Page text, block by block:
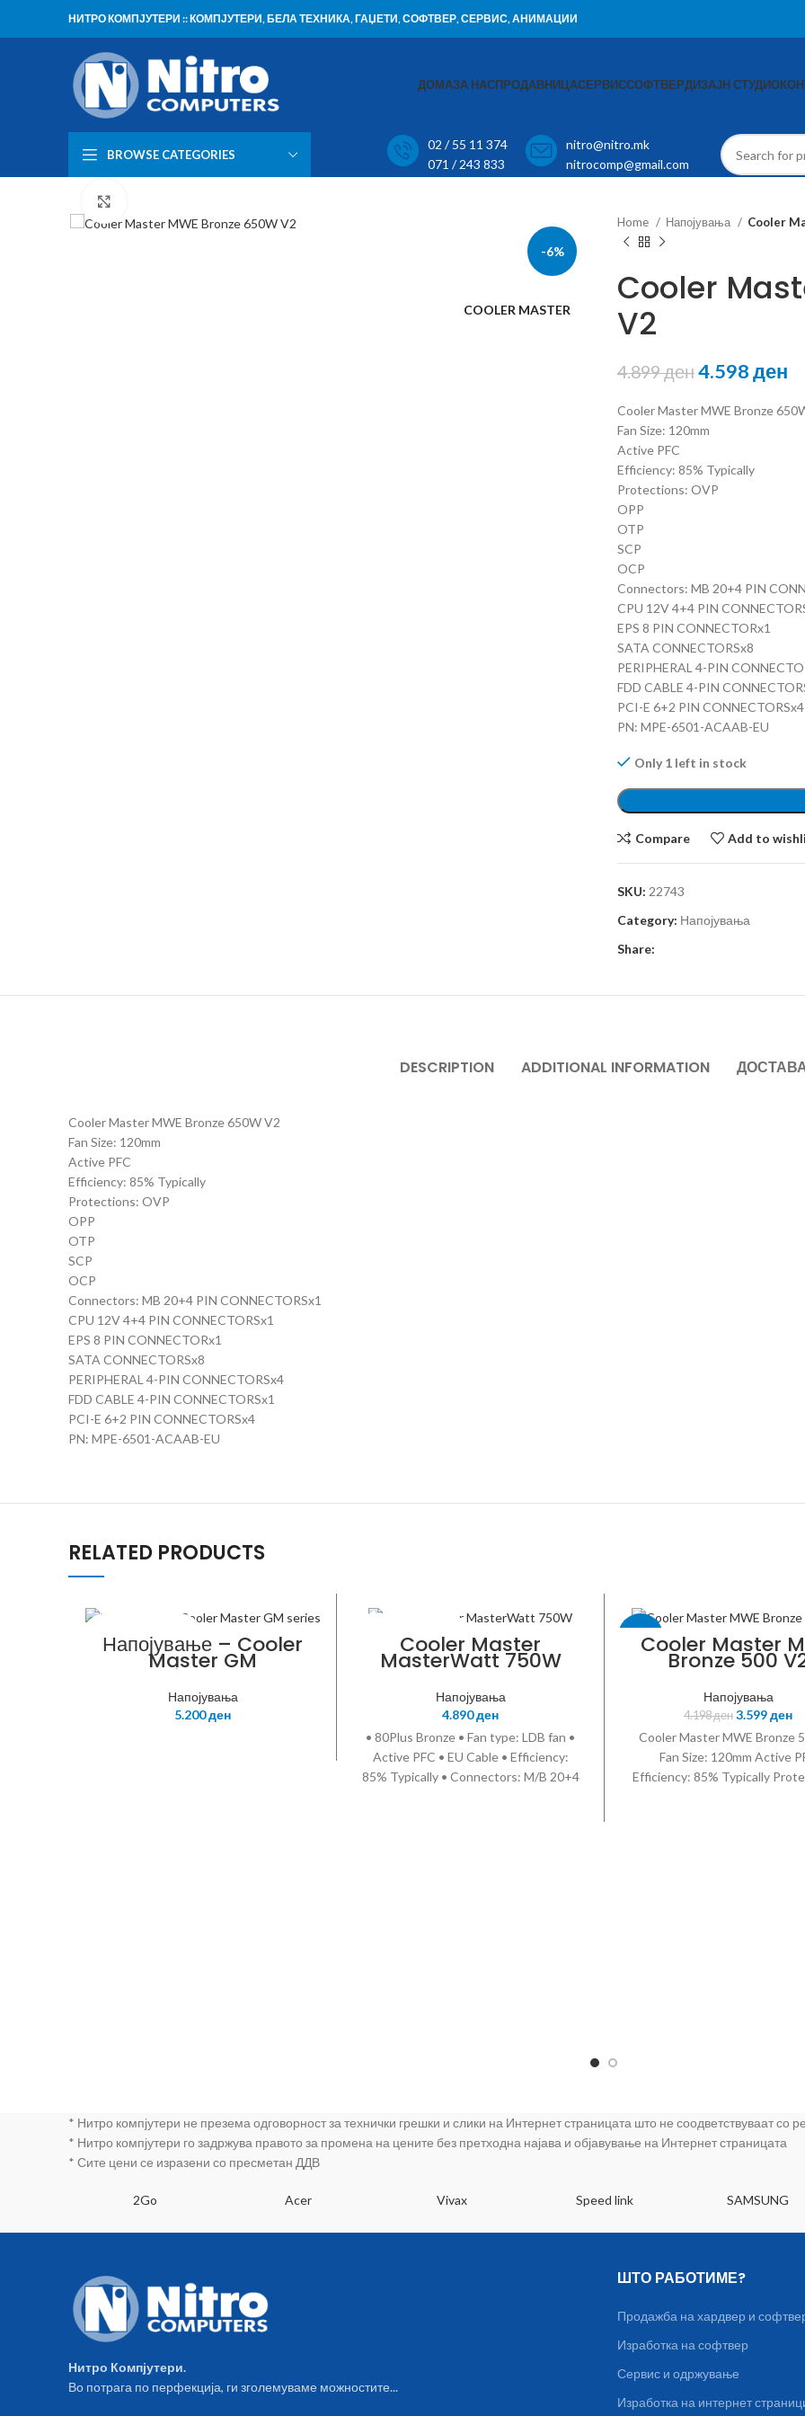
НИТРО КОМПЈУТЕРИ :: КОМПЈУТЕРИ, БЕЛА ТЕХНИКА, ГАЏЕТИ, СОФТВЕР, СЕРВИС, АНИМАЦИИ
ДОМАЗА НАСПРОДАВНИЦАСЕРВИССОФТВЕРДИЗАЈН СТУДИО
BROWSE CATEGORIES
02 / 55 11 374
071 / 243 833
nitro@nitro.mk
nitrocomp@gmail.com
-6%
COOLER MASTER
Home
Напојувања Cooler
Cooler
V2
4.899ден4.598ден
Cooler Master MWE Bronze
Fan Size: 120mm
Active PFC
Efficiency: 85% Typically
Protections: OVP
OPP
OTP
SCP
OCP
Connectors: MB 20+4 PIN
CPU 12V 4+4 PIN
EPS 8 PIN CONNECTORx1
SATA CONNECTORSx8
PERIPHERAL 4-PIN
FDD CABLE 4-PIN
PCI-E 6+2 PIN CONNECTORSx4
PN: MPE-6501-ACAAB-EU
Only 1 left in stock
Compare Add to
SKU: 22743
Category: Напојувања
Share:
DESCRIPTION ADDITIONAL INFORMATION
Cooler Master MWE Bronze 650W V2
Fan Size: 120mm
Active PFC
Efficiency: 85% Typically
Protections: OVP
OPP
OTP
SCP
OCP
Connectors: MB 20+4 PIN CONNECTORSx1
CPU 12V 4+4 PIN CONNECTORSx1
EPS 8 PIN CONNECTORx1
SATA CONNECTORSx8
PERIPHERAL 4-PIN CONNECTORSx4
FDD CABLE 4-PIN CONNECTORSx1
PCI-E 6+2 PIN CONNECTORSx4
PN: MPE-6501-ACAAB-EU
RELATED PRODUCTS
COOLER MASTER
Напојување – Cooler
Master GM
series,750W
PSU,80Plus
Bronze,Modular
w/EU/UK
Напојувања
5.200ден
COOLER MASTER
Cooler Master
MasterWatt 750W
Напојувања
4.890ден
• 80Plus Bronze • Fan type: LDB fan •
Active PFC • EU Cable • Efficiency:
85% Typically • Connectors: M/B 20+4
-14%
COOLER MASTER
Cooler Master
Bronze 500
Напојувања
4.198ден 3.599ден
Cooler Master MWE Bronze
Fan Size: 120mm Active
Efficiency: 85% Typically
* Нитро компјутери не презема одговорност за технички грешки и слики на Интернет страницата што не соодветствуваат со
* Нитро компјутери го задржува правото за промена на цените без претходна најава и објавување на Интернет страницата
* Сите цени се изразени со пресметан ДДВ
2Go Acer Vivax Speed link SAMSUNG
Нитро Компјутери.
Во потрага по перфекција, ги зголемуваме можностите...
ШТО РАБОТИМЕ?
Продажба на хардвер и
Изработка на софтвер
Сервис и одржување
Изработка на интернет